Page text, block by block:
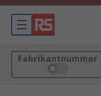
Fabrikantnummer